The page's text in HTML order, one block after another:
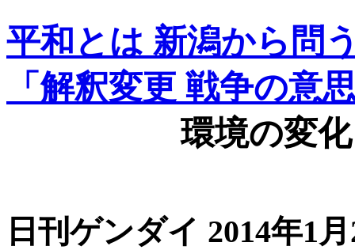
平和とは 新潟から問
「解釈変更 戦争の意
環境の変
日刊ゲンダイ 2014年1